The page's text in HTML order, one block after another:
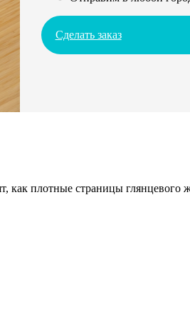
Сделать заказ
как плотные страницы глянцевого